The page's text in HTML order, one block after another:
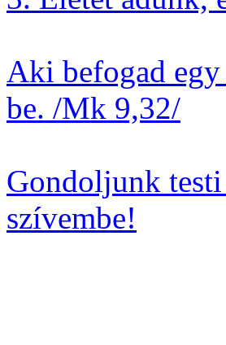
Aki befogad egy
be. /Mk 9,32/
Gondoljunk
szívembe!